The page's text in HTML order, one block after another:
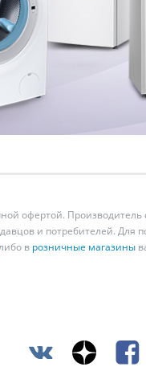
офертой. Производитель
и потребителей. Для
в розничные магазины